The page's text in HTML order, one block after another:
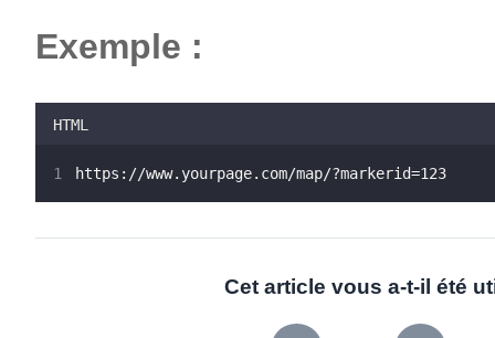
Exemple :
HTML
https://www.yourpage.com/map/?markerid=123
Cet article vous a-t-il été